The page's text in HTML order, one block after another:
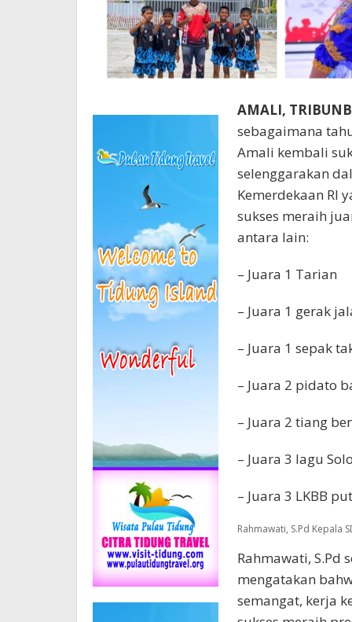
AMALI,
sebagaimana
Amali kembali
selenggarakan
Kemerdekaan RI
sukses meraih
antara lain:
– Juara 1 Tarian
– Juara 1 gerak
– Juara 1 sepak
– Juara 2 pidato
– Juara 2 tiang
– Juara 3 lagu Solo
– Juara 3 LKBB
Rahmawati, S.Pd Kepala
Rahmawati, S.Pd
mengatakan
semangat, kerja